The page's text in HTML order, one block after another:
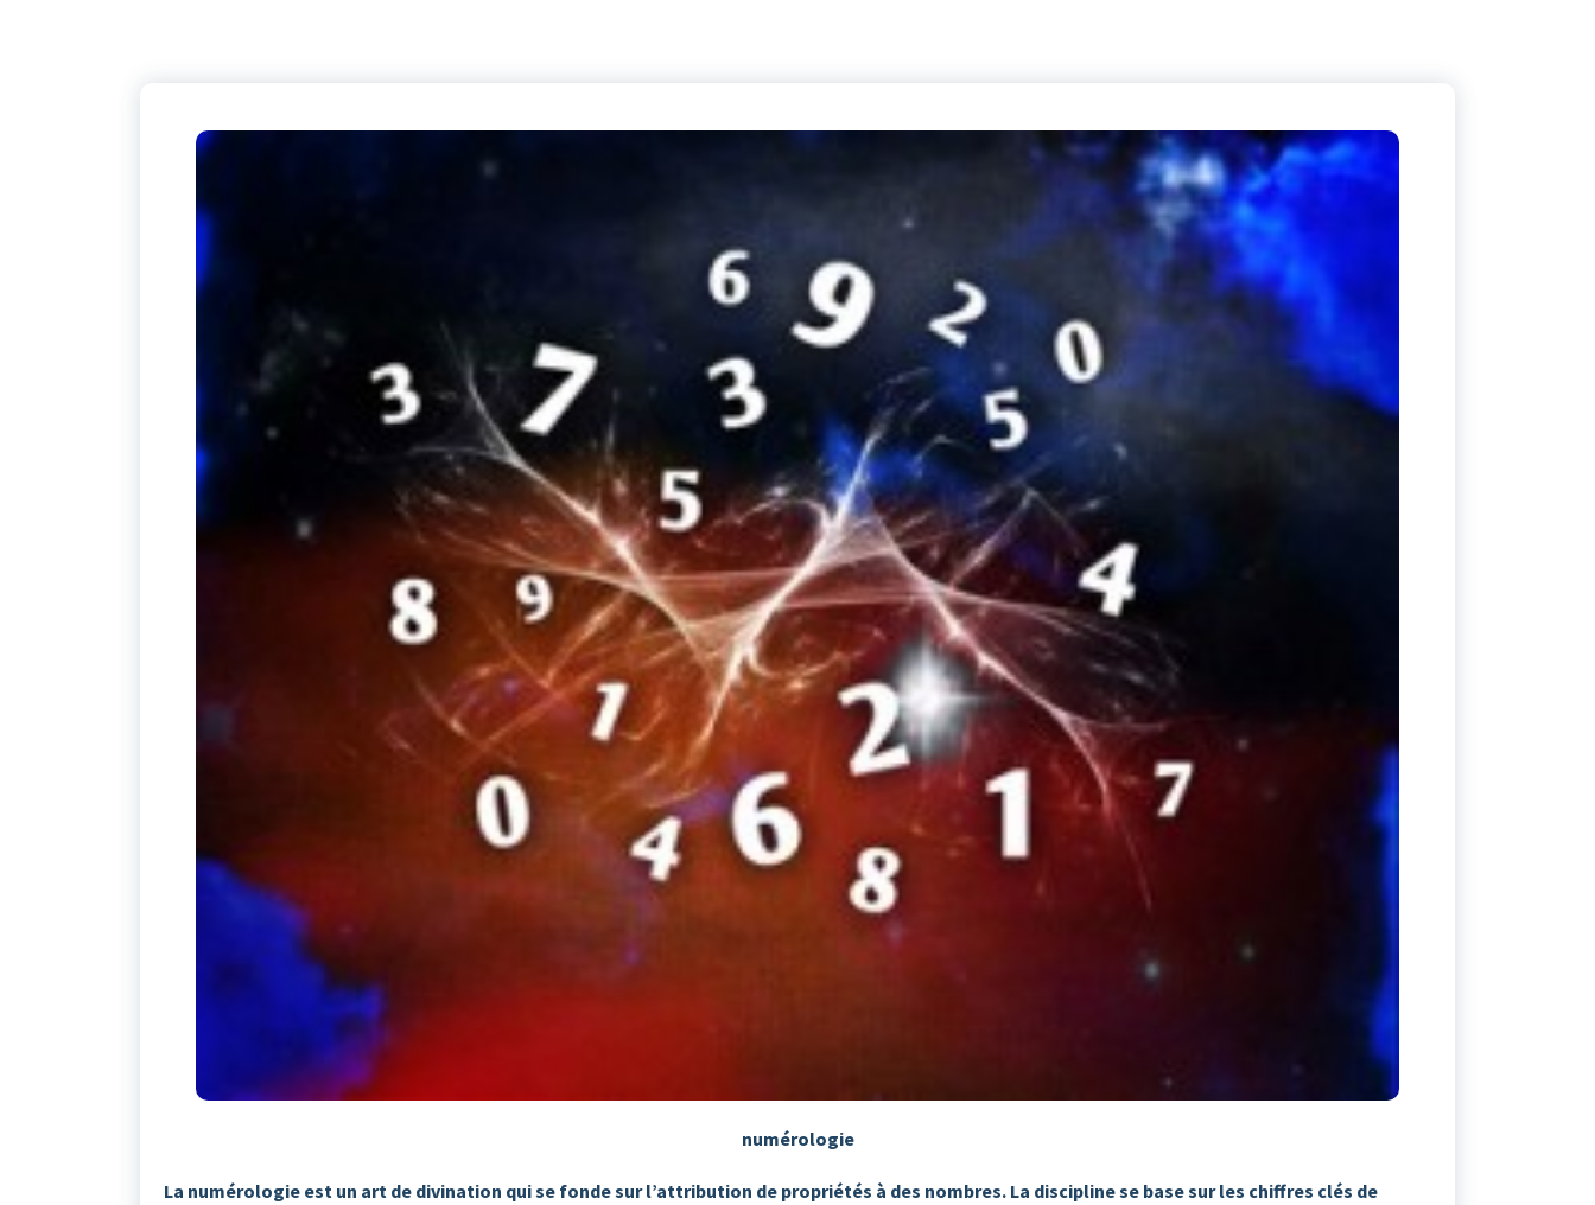
numérologie
La numérologie est un art de divination qui se fonde sur l’attribution de propriétés à des nombres. La discipline se base sur les chiffres clés de